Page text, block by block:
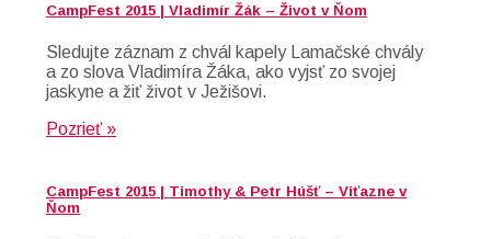
CampFest 2015 | Vladimír Žák – Život v Ňom
Sledujte záznam z chvál kapely Lamačské chvály
a zo slova Vladimíra Žáka, ako vyjsť zo svojej
jaskyne a žiť život v Ježišovi.
Pozrieť »
CampFest 2015 | Timothy & Petr Húšť – Viťazne v
Ňom